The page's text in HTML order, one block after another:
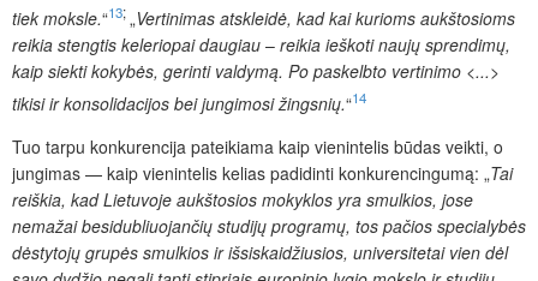
tiek moksle.“13;„Vertinimas atskleidė, kad kai kurioms aukštosioms
reikia stengtis keleriopai daugiau – reikia ieškoti naujų sprendimų,
kaip siekti kokybės, gerinti valdymą. Po paskelbto vertinimo <...>
tikisi ir konsolidacijos bei jungimosi žingsnių.“14
Tuo tarpu konkurencija pateikiama kaip vienintelis būdas veikti, o
jungimas — kaip vienintelis kelias padidinti konkurencingumą: „Tai
reiškia, kad Lietuvoje aukštosios mokyklos yra smulkios, jose
nemažai besidubliuojančių studijų programų, tos pačios specialybės
dėstytojų grupės smulkios ir išsiskaidžiusios, universitetai vien dėl